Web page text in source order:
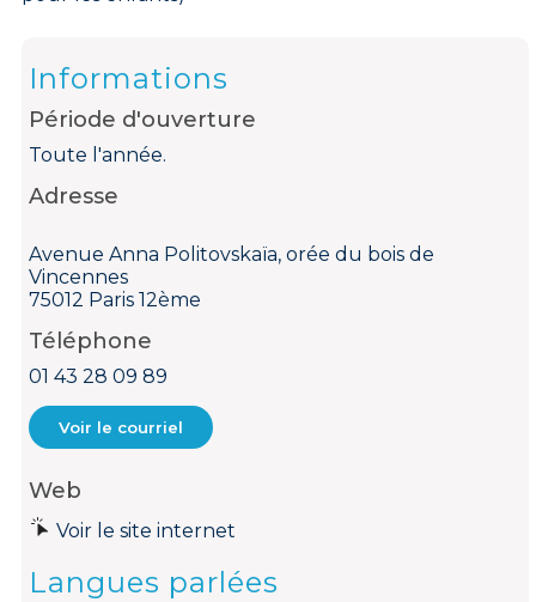
Informations
Période d'ouverture
Toute l'année.
Adresse
Avenue Anna Politovskaïa, orée du bois de
Vincennes
75012 Paris 12ème
Téléphone
01 43 28 09 89
Voir le courriel
Web
Voir le site internet
Langues parlées